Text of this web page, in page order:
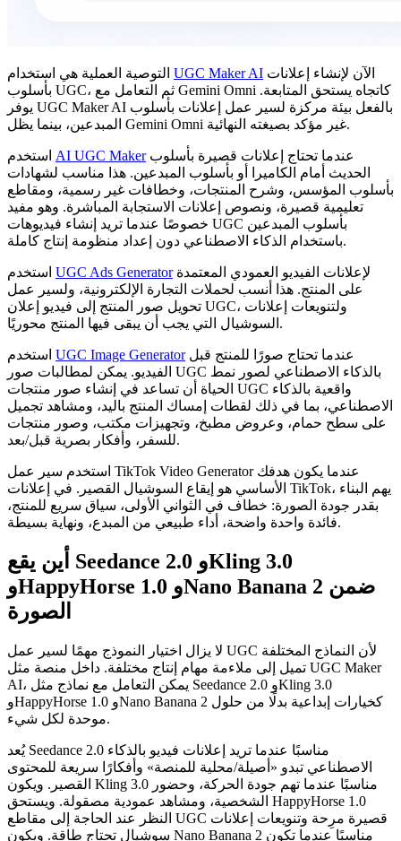
UGC Maker AI
بأسلوب UGC، ثم التعامل مع Gemini Omni كاتجاه يستحق المتابعة.
يوفر UGC Maker AI بالفعل بيئة مركزة لسير عمل إعلانات بأسلوب
المبدعين، بينما يظل Gemini Omni غير مؤكد بصيغته النهائية.
AI UGC Makerعندما تحتاج إعلانات قصيرة بأسلوب
الحديث أمام الكاميرا أو بأسلوب المبدعين. هذا مناسب لشهادات
بأسلوب المؤسس، وشرح المنتجات، وخطافات غير رسمية، ومقاطع
تعليمية قصيرة، ونصوص إعلانات الاستجابة المباشرة. وهو مفيد
خصوصًا عندما تريد إنشاء فيديوهات UGC بأسلوب المبدعين
باستخدام الذكاء الاصطناعي دون إعداد منظومة إنتاج كاملة.
UGC Ads Generatorلإعلانات الفيديو العمودي المعتمدة
على المنتج. هذا أنسب لحملات التجارة الإلكترونية، ولسير عمل
تحويل صور المنتج إلى فيديو إعلان UGC، ولتنويعات إعلانات
السوشيال التي يجب أن يبقى فيها المنتج محوريًا.
UGC Image Generatorعندما تحتاج صورًا للمنتج قبل
الفيديو. يمكن لمطالبات صور UGC بالذكاء الاصطناعي لصور نمط
الحياة أن تساعد في إنشاء صور منتجات UGC واقعية بالذكاء
الاصطناعي، بما في ذلك لقطات إمساك المنتج باليد، ومشاهد تجميل
على سطح حمام، وعروض مطبخ، وتجهيزات مكتب، وصور منتجات
للسفر، وأفكار بصرية قبل/بعد.
استخدم سير عمل TikTok Video Generator عندما يكون هدفك
الأساسي هو إيقاع السوشيال القصير. في إعلانات TikTok، يهم البناء
بقدر جودة الصورة: خطاف في الثواني الأولى، سياق سريع للمنتج،
فائدة واحدة واضحة، أداء طبيعي من المبدع، ونهاية بسيطة.
أين يقع Seedance 2.0 وKling 3.0
وHappyHorse 1.0 وNano Banana 2 ضمن
الصورة
لا يزال اختيار النموذج مهمًا لسير عمل UGC لأن النماذج المختلفة
تميل إلى ملاءمة مهام إنتاج مختلفة. داخل منصة مثل UGC Maker
AI، يمكن التعامل مع نماذج مثل Seedance 2.0 وKling 3.0
وHappyHorse 1.0 وNano Banana 2 كخيارات إبداعية بدلًا من حلول
موحدة لكل شيء.
يُعد Seedance 2.0 مناسبًا عندما تريد إعلانات فيديو بالذكاء
الاصطناعي تبدو «أصيلة/محلية للمنصة» وأفكارًا سريعة للمحتوى
القصير. ويكون Kling 3.0 مناسبًا عندما تهم جودة الحركة، وحضور
الشخصية، ومشاهد عمودية مصقولة. ويستحق HappyHorse 1.0
النظر عند الحاجة إلى مقاطع UGC قصيرة مرِحة وتنويعات إعلانات
سوشيال تحتاج طاقة. ويكون Nano Banana 2 مناسبًا عندما تكون